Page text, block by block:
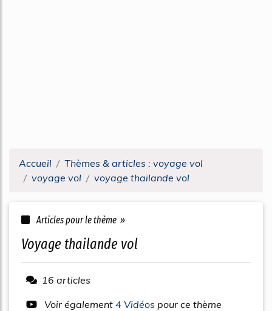
Accueil
Thèmes & articles : voyage vol
voyage vol
voyage thailande vol
Articles pour le thème »
voyage thailande vol
16 articles
Voir également 4 Vidéos pour ce thème